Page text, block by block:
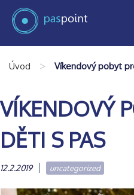
Úvod > Víkendový pobyt
VÍKENDOVÝ
DĚTI S PAS
12.2.2019 uncategorized